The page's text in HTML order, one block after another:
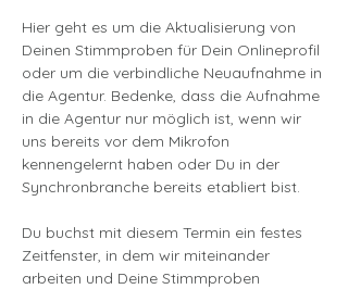
Hier geht es um die Aktualisierung von
Deinen Stimmproben für Dein Onlineprofil
oder um die verbindliche Neuaufnahme in
die Agentur. Bedenke, dass die Aufnahme
in die Agentur nur möglich ist, wenn wir
uns bereits vor dem Mikrofon
kennengelernt haben oder Du in der
Synchronbranche bereits etabliert bist.
Du buchst mit diesem Termin ein festes
Zeitfenster, in dem wir miteinander
arbeiten und Deine Stimmproben